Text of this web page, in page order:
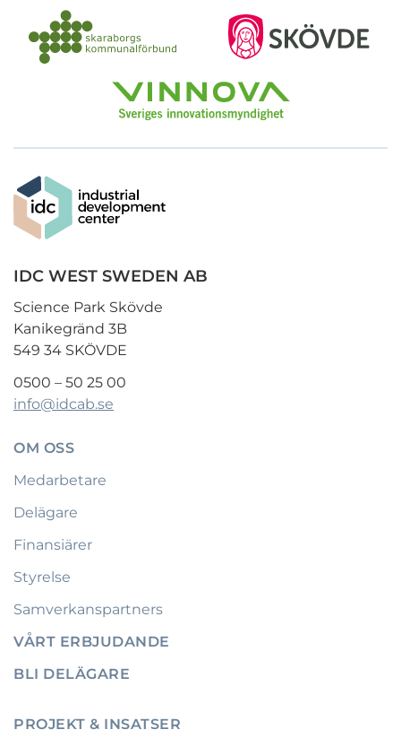
IDC WEST SWEDEN AB
Science Park Skövde
Kanikegränd 3B
549 34 SKÖVDE
0500 – 50 25 00
info@idcab.se
OM OSS
Medarbetare
Delägare
Finansiärer
Styrelse
Samverkanspartners
VÅRT ERBJUDANDE
BLI DELÄGARE
PROJEKT & INSATSER